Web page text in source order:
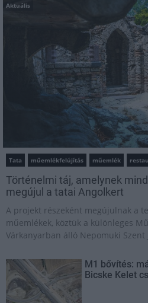
Aktuális
Tata műemlékfelújítás műemlék
Történelmi táj, amelynek
megújul a tatai Angolkert
A projekt részeként megújulnak a
műemlékek, köztük a különleges
Várkanyarban álló Nepomuki Szent
M1 bővítés:
Bicske Kelet